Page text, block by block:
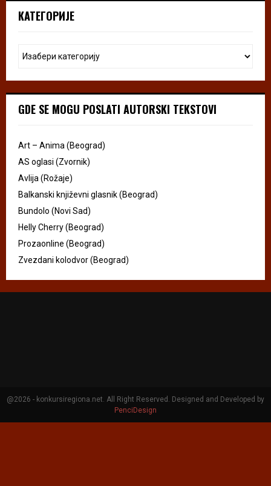
КАТЕГОРИЈЕ
GDE SE MOGU POSLATI AUTORSKI TEKSTOVI
Art – Anima (Beograd)
AS oglasi (Zvornik)
Avlija (Rožaje)
Balkanski književni glasnik (Beograd)
Bundolo (Novi Sad)
Helly Cherry (Beograd)
Prozaonline (Beograd)
Zvezdani kolodvor (Beograd)
@2026 - konkursiregiona.net. All Right Reserved. Designed and Developed by
PenciDesign